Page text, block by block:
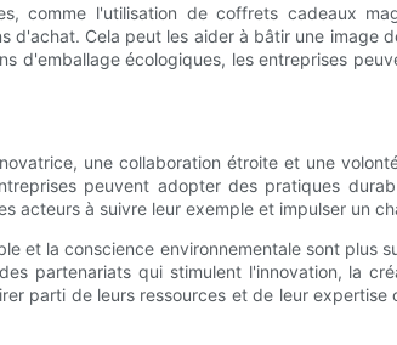
comme l'utilisation de coffrets cadeaux
d'achat. Cela peut les aider à bâtir une image
d'emballage écologiques, les entreprises
une collaboration étroite et une
peuvent adopter des pratiques
acteurs à suivre leur exemple et impulser un
et la conscience environnementale sont
partenariats qui stimulent l'innovation, la
parti de leurs ressources et de leur